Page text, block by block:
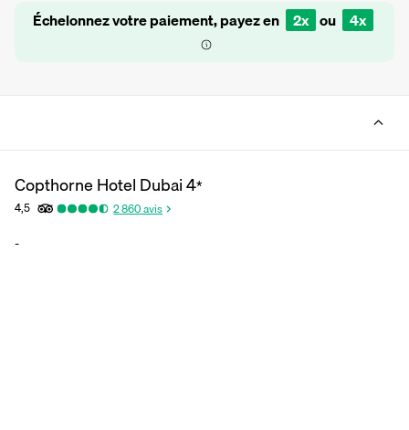
Échelonnez votre paiement, payez en 2x ou 4x
Copthorne Hotel Dubai4*
4,5 2 860avis
-